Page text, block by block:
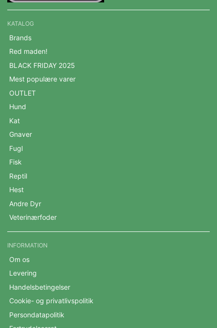
KATALOG
Brands
Red maden!
BLACK FRIDAY 2025
Mest populære varer
OUTLET
Hund
Kat
Gnaver
Fugl
Fisk
Reptil
Hest
Andre Dyr
Veterinærfoder
INFORMATION
Om os
Levering
Handelsbetingelser
Cookie- og privatlivspolitik
Persondatapolitik